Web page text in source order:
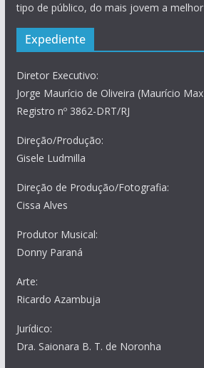
tipo de público, do mais jovem a melhor
Expediente
Diretor Executivo:
Jorge Maurício de Oliveira (Maurício
Registro nº 3862-DRT/RJ
Direção/Produção:
Gisele Ludmilla
Direção de Produção/Fotografia:
Cissa Alves
Produtor Musical:
Donny Paraná
Arte:
Ricardo Azambuja
Jurídico:
Dra. Saionara B. T. de Noronha